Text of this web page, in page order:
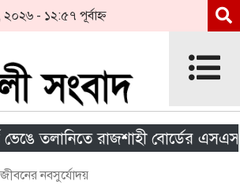
- ১২:৫৭ পূর্বাহ্ন
রাজশাহী বোর্ডের এসএসসির
নবসুর্যোদয়